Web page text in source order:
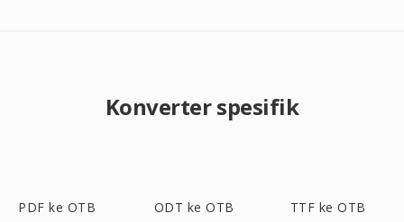
Konverter spesifik
PDF ke OTB ODT ke OTB TTF ke OTB